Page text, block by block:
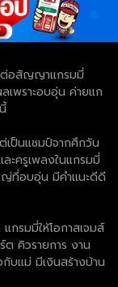
ต่อสัญญาแกรมมี่
เพราะอบอุ่น ค่ายแก
เป็นแชมป์จากศึกวัน
ะครูเพลงในแกรมมี่
ญ่ที่อบอุ่น มีคำแนะดีดี
กรมมี่ให้โอกาสเจมส์
ต คิวรายการ งาน
บแม่ มีเงินสร้างบ้าน